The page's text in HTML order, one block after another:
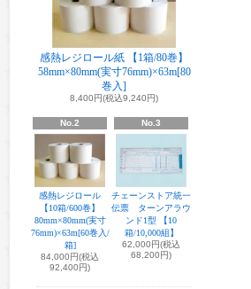
感熱レジロール紙 【1箱/80巻】
58mm×80mm(実寸76mm)×63m[80
巻入]
8,400円(税込9,240円)
No.2
感熱レジロール
【10箱/600巻】
80mm×80mm(実寸
76mm)×63m[60巻入/
箱]
84,000円(税込
92,400円)
No.3
チェーンストア統一
伝票 ターンアラウ
ンド1型 【10
箱/10,000組】
62,000円(税込
68,200円)